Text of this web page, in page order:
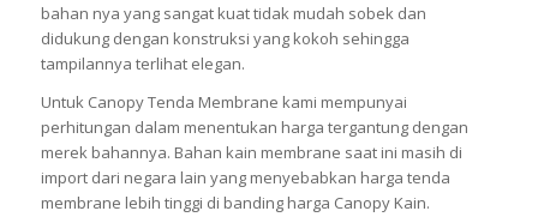
bahan nya yang sangat kuat tidak mudah sobek dan
didukung dengan konstruksi yang kokoh sehingga
tampilannya terlihat elegan.
Untuk Canopy Tenda Membrane kami mempunyai
perhitungan dalam menentukan harga tergantung dengan
merek bahannya. Bahan kain membrane saat ini masih di
import dari negara lain yang menyebabkan harga tenda
membrane lebih tinggi di banding harga Canopy Kain.